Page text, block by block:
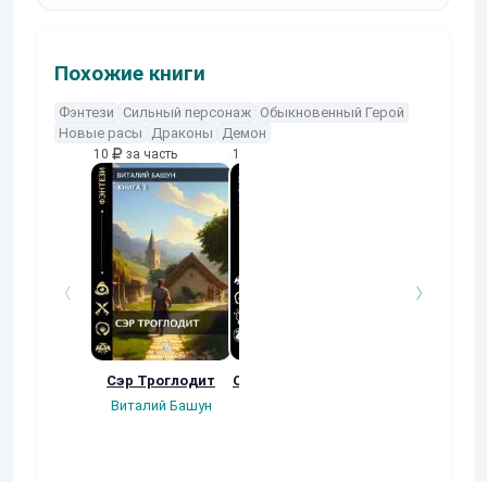
Похожие книги
Фэнтези Сильный персонаж Обыкновенный Герой
Новые расы
Драконы Демон
10 за часть
Сэр Троглодит
Виталий Башун
10
Осколки прошлого